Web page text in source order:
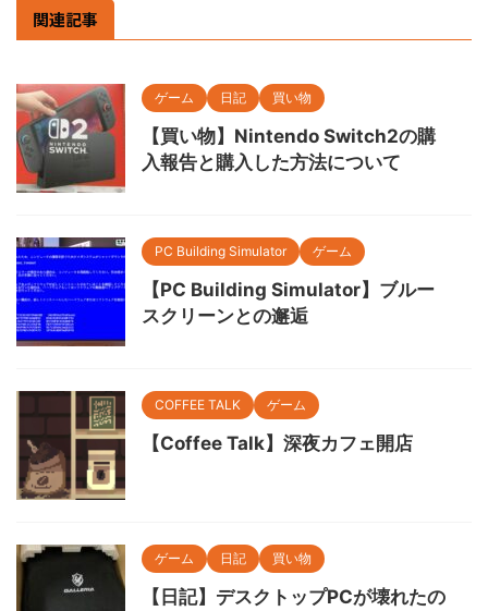
関連記事
ゲーム 日記 買い物
【買い物】Nintendo Switch2の購
入報告と購入した方法について
PC Building Simulator ゲーム
【PC Building Simulator】ブルー
スクリーンとの邂逅
COFFEE TALK ゲーム
【Coffee Talk】深夜カフェ開店
ゲーム 日記 買い物
【日記】デスクトップPCが壊れたの